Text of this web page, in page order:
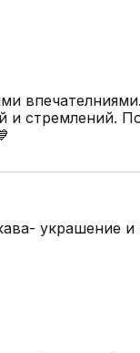
стремлений.
украшение